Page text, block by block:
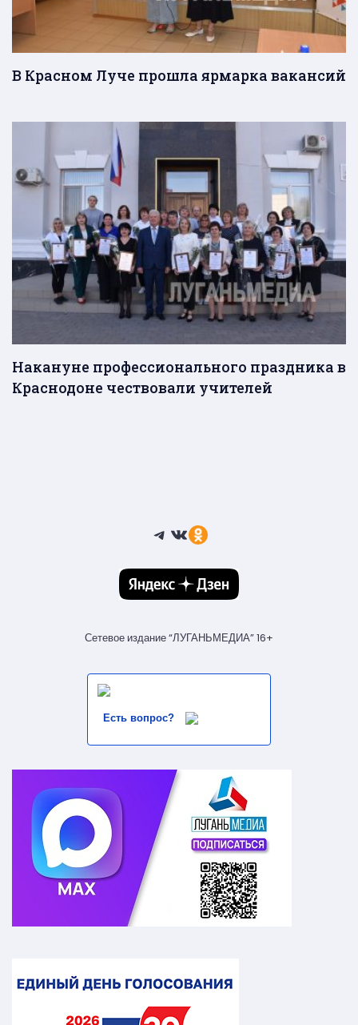
В Красном Луче прошла ярмарка вакансий
Накануне профессионального праздника в
Краснодоне чествовали учителей
Telegram
ВКонтакте
Ссылка
Сетевое издание “ЛУГАНЬМЕДИА” 16+
Есть вопрос?